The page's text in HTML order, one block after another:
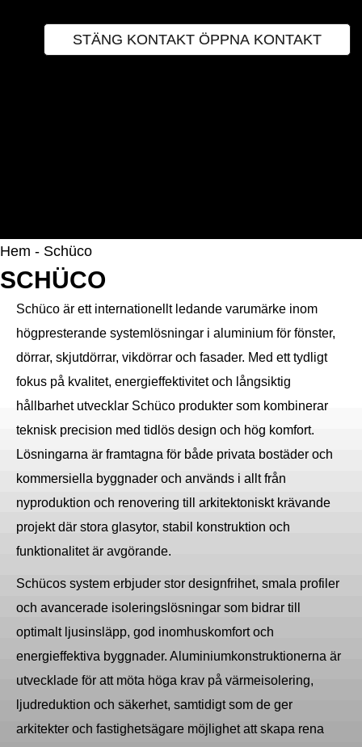
STÄNG KONTAKT ÖPPNA KONTAKT
Hem - Schüco
SCHÜCO
Schüco är ett internationellt ledande varumärke inom
högpresterande systemlösningar i aluminium för fönster,
dörrar, skjutdörrar, vikdörrar och fasader. Med ett tydligt
fokus på kvalitet, energieffektivitet och långsiktig
hållbarhet utvecklar Schüco produkter som kombinerar
teknisk precision med tidlös design och hög komfort.
Lösningarna är framtagna för både privata bostäder och
kommersiella byggnader och används i allt från
nyproduktion och renovering till arkitektoniskt krävande
projekt där stora glasytor, stabil konstruktion och
funktionalitet är avgörande.
Schücos system erbjuder stor designfrihet, smala profiler
och avancerade isoleringslösningar som bidrar till
optimalt ljusinsläpp, god inomhuskomfort och
energieffektiva byggnader. Aluminiumkonstruktionerna är
utvecklade för att möta höga krav på värmeisolering,
ljudreduktion och säkerhet, samtidigt som de ger
arkitekter och fastighetsägare möjlighet att skapa rena